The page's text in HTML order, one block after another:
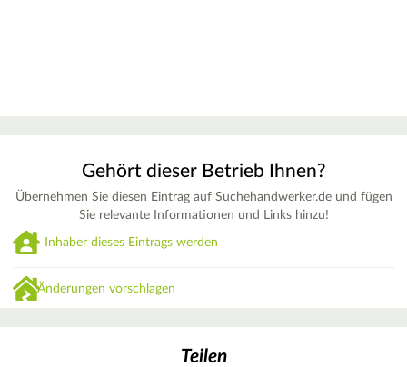
Gehört dieser Betrieb Ihnen?
Übernehmen Sie diesen Eintrag auf Suchehandwerker.de und fügen
Sie relevante Informationen und Links hinzu!
Inhaber dieses Eintrags werden
Änderungen vorschlagen
Teilen